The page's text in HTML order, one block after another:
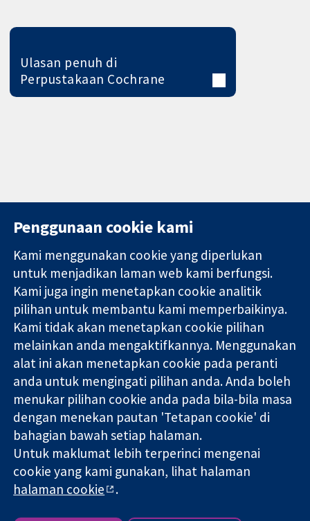
Ulasan penuh di
Perpustakaan Cochrane
Bukti yang
dipercayai.
keputusan
termaklum
Kesihatan yang
lebih baik
11-13 Cavendish
Square
London
W1G 0AN
United Kingdom
Hubungi kita
Berita
Pejabat
akhbar
Perihal Kami
Pekerjaan
Cochrane
Library
Kolaborasi Cochrane ialah sebuah badan amal (no. 1045921) dan
sebuah syarikat terhad oleh jaminan (no. 03044323) yang
berdaftar di England & Wales. Nombor pendaftaran VAT GB 718
2127 49.
Hak Cipta © 2026 Kolabrasi Cochrane
Terma & Syarat Laman Web
|Penafian|Kerahsiaan
Penggunaan cookie kami
Kami menggunakan cookie yang diperlukan
untuk menjadikan laman web kami berfungsi.
Kami juga ingin menetapkan cookie analitik
pilihan untuk membantu kami memperbaikinya.
Kami tidak akan menetapkan cookie pilihan
melainkan anda mengaktifkannya. Menggunakan
alat ini akan menetapkan cookie pada peranti
anda untuk mengingati pilihan anda. Anda boleh
menukar pilihan cookie anda pada bila-bila masa
dengan menekan pautan 'Tetapan cookie' di
bahagian bawah setiap halaman.
Untuk maklumat lebih terperinci mengenai
cookie yang kami gunakan, lihat halaman
halaman cookie
.